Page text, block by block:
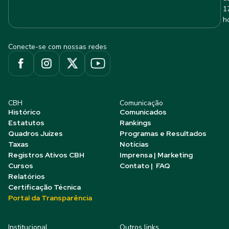
Conecte-se com nossas redes
CBH
Histórico
Estatutos
Quadros Juízes
Taxas
Registros Ativos CBH
Cursos
Relatórios
Certificação Técnica
Portal da Transparência
Comunicação
Comunicados
Rankings
Programas e Resultados
Notícias
Imprensa | Marketing
Contato | FAQ